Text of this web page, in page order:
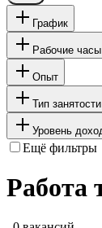
График
Рабочие часы
Опыт
Тип занятости
Уровень
Ещё фильтры
Работа